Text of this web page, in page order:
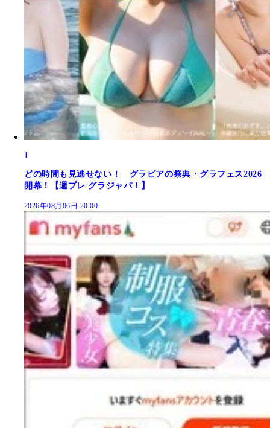
1
どの時間も見逃せない！ グラビアの祭典・グラフェス2026
開幕！【週プレ グラジャパ！】
2026年08月06日 20:00